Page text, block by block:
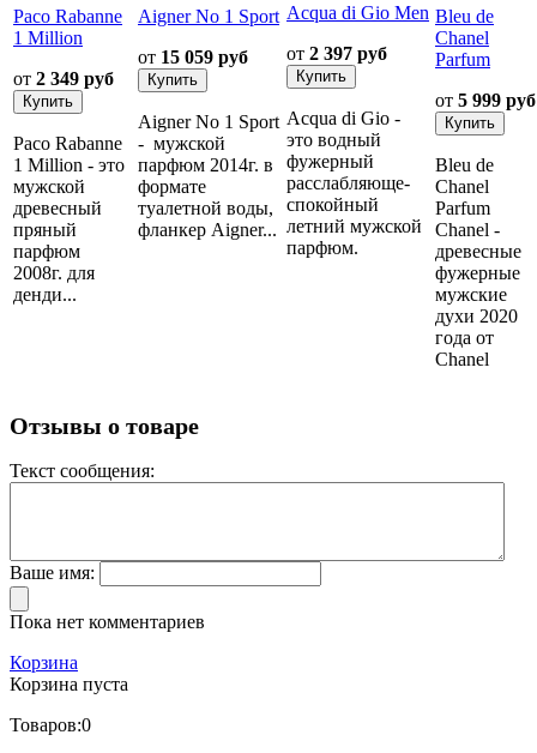
Paco Rabanne
1 Million
от 2 349 руб
Paco Rabanne
1 Million - это
мужской
древесный
пряный
парфюм
2008г. для
денди...
Aigner No 1 Sport
от 15 059 руб
Aigner No 1 Sport
- мужской
парфюм 2014г. в
формате
туалетной воды,
фланкер Aigner...
Acqua di Gio Men
от 2 397 руб
Acqua di Gio -
это водный
фужерный
расслабляюще-
спокойный
летний мужской
парфюм.
Bleu de
Chanel
Parfum
от 5 999 руб
Bleu de
Chanel
Parfum
Chanel -
древесные
фужерные
мужские
духи 2020
года от
Chanel
Отзывы о товаре
Текст сообщения:
Ваше имя:
Пока нет комментариев
Корзина
Корзина пуста
Товаров:0